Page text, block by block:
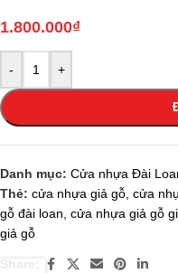
1.800.000₫
- +
Danh mục: Cửa nhựa Đài
Thẻ: cửa nhựa giả gỗ cửa
gỗ đài loan cửa nhựa giả gỗ
giả gỗ